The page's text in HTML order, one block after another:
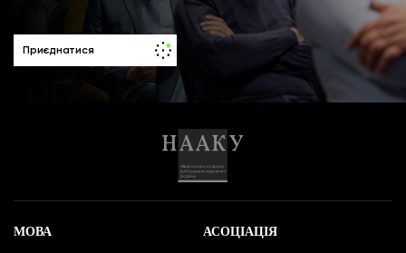
Приєднатися
МОВА АСОЦІАЦІЯ